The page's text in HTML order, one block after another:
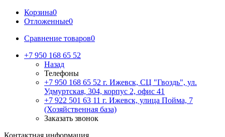
Корзина0
Отложенные0
Сравнение товаров0
+7 950 168 65 52
Назад
Телефоны
+7 950 168 65 52 г. Ижевск, СЦ "Гвоздь", ул.
Удмуртская, 304, корпус 2, офис 41
+7 922 501 63 11 г. Ижевск, улица Пойма, 7
(Хозяйственная база)
Заказать звонок
Контактная информация